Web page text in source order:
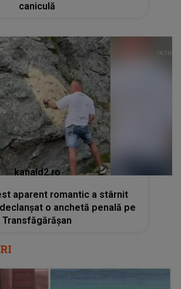
caniculă
kanald2.ro
aparent romantic a stârnit
o anchetă penală pe
Transfăgărășan